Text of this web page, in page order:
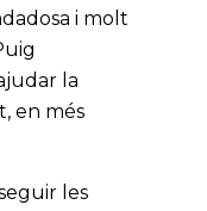
i molt
la
en més
les